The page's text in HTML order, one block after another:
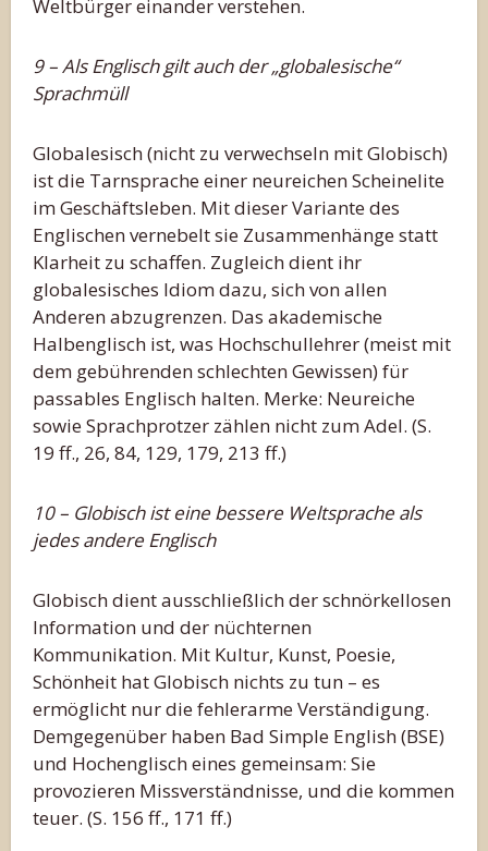
Weltbürger einander verstehen.
9 – Als Englisch gilt auch der „globalesische“
Sprachmüll
Globalesisch (nicht zu verwechseln mit Globisch)
ist die Tarnsprache einer neureichen Scheinelite
im Geschäftsleben. Mit dieser Variante des
Englischen vernebelt sie Zusammenhänge statt
Klarheit zu schaffen. Zugleich dient ihr
globalesisches Idiom dazu, sich von allen
Anderen abzugrenzen. Das akademische
Halbenglisch ist, was Hochschullehrer (meist mit
dem gebührenden schlechten Gewissen) für
passables Englisch halten. Merke: Neureiche
sowie Sprachprotzer zählen nicht zum Adel. (S.
19 ff., 26, 84, 129, 179, 213 ff.)
10 – Globisch ist eine bessere Weltsprache als
jedes andere Englisch
Globisch dient ausschließlich der schnörkellosen
Information und der nüchternen
Kommunikation. Mit Kultur, Kunst, Poesie,
Schönheit hat Globisch nichts zu tun – es
ermöglicht nur die fehlerarme Verständigung.
Demgegenüber haben Bad Simple English (BSE)
und Hochenglisch eines gemeinsam: Sie
provozieren Missverständnisse, und die kommen
teuer. (S. 156 ff., 171 ff.)